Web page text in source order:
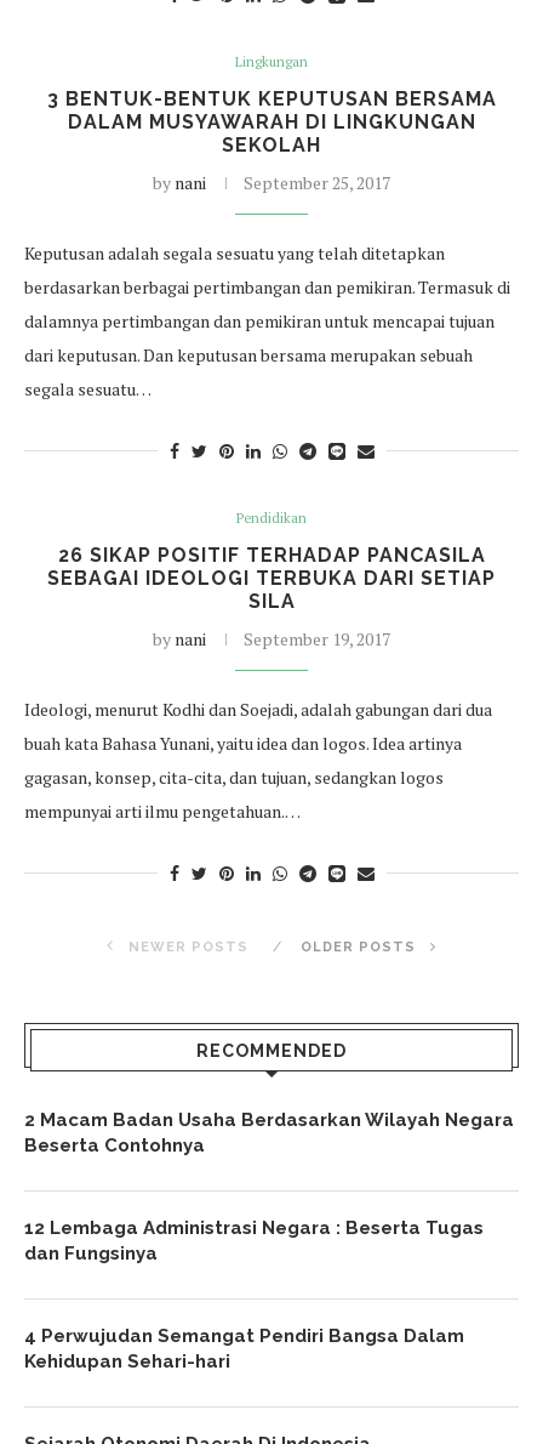
Lingkungan
3 BENTUK-BENTUK KEPUTUSAN BERSAMA
DALAM MUSYAWARAH DI LINGKUNGAN
SEKOLAH
by nani September 25, 2017
Keputusan adalah segala sesuatu yang telah ditetapkan
berdasarkan berbagai pertimbangan dan pemikiran. Termasuk di
dalamnya pertimbangan dan pemikiran untuk mencapai tujuan
dari keputusan. Dan keputusan bersama merupakan sebuah
segala sesuatu…
Pendidikan
26 SIKAP POSITIF TERHADAP PANCASILA
SEBAGAI IDEOLOGI TERBUKA DARI SETIAP
SILA
by nani September 19, 2017
Ideologi, menurut Kodhi dan Soejadi, adalah gabungan dari dua
buah kata Bahasa Yunani, yaitu idea dan logos. Idea artinya
gagasan, konsep, cita-cita, dan tujuan, sedangkan logos
mempunyai arti ilmu pengetahuan.…
NEWER POSTS OLDER POSTS
RECOMMENDED
2 Macam Badan Usaha Berdasarkan Wilayah Negara
Beserta Contohnya
12 Lembaga Administrasi Negara : Beserta Tugas
dan Fungsinya
4 Perwujudan Semangat Pendiri Bangsa Dalam
Kehidupan Sehari-hari